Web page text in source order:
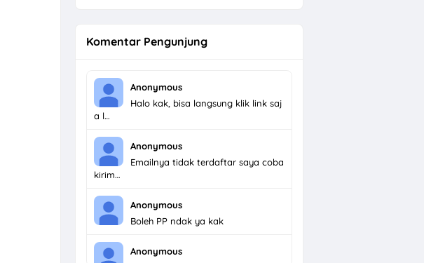
Komentar Pengunjung
Anonymous
Halo kak, bisa langsung klik link saj
a l…
Anonymous
Emailnya tidak terdaftar saya coba
kirim…
Anonymous
Boleh PP ndak ya kak
Anonymous